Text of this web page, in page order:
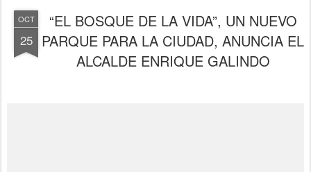
OCT
25
“EL BOSQUE DE LA VIDA”, UN NUEVO
PARQUE PARA LA CIUDAD, ANUNCIA EL
ALCALDE ENRIQUE GALINDO